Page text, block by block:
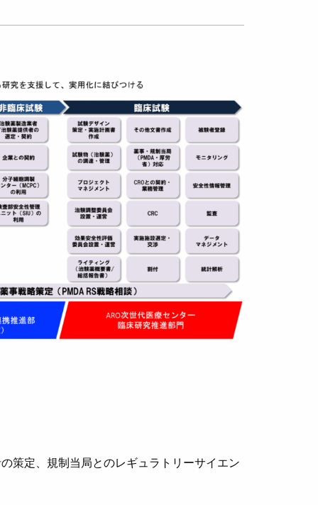
策定、規制当局とのレギュラトリーサイエン